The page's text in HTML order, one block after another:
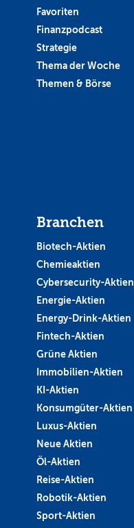
Favoriten
Finanzpodcast
Strategie
Thema der Woche
Themen & Börse
Branchen
Biotech-Aktien
Chemieaktien
Cybersecurity-Aktien
Energie-Aktien
Energy-Drink-Aktien
Fintech-Aktien
Grüne Aktien
Immobilien-Aktien
KI-Aktien
Konsumgüter-Aktien
Luxus-Aktien
Neue Aktien
Öl-Aktien
Reise-Aktien
Robotik-Aktien
Sport-Aktien